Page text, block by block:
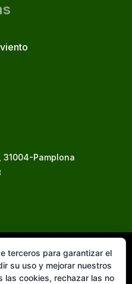
31004-Pamplona
2025
Pax in Christo Jesu
terceros para garantizar el
su uso y mejorar nuestros
las cookies, rechazar las no